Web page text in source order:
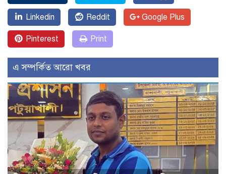
Linkedin Reddit Google Plus
Pinterest Print
এ সম্পর্কিত আরো খবর